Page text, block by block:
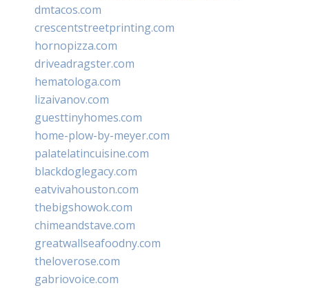
dmtacos.com
crescentstreetprinting.com
hornopizza.com
driveadragster.com
hematologa.com
lizaivanov.com
guesttinyhomes.com
home-plow-by-meyer.com
palatelatincuisine.com
blackdoglegacy.com
eatvivahouston.com
thebigshowok.com
chimeandstave.com
greatwallseafoodny.com
theloverose.com
gabriovoice.com